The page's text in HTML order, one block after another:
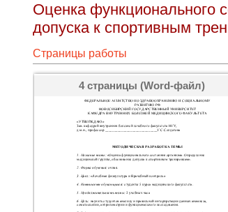
Оценка функционального
допуска к спортивным
Страницы работы
4 страницы (Word-файл)